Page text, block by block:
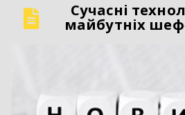
«просто крутити гайки». Це
праця, комп’ютерна
Сучасні
майбутніх